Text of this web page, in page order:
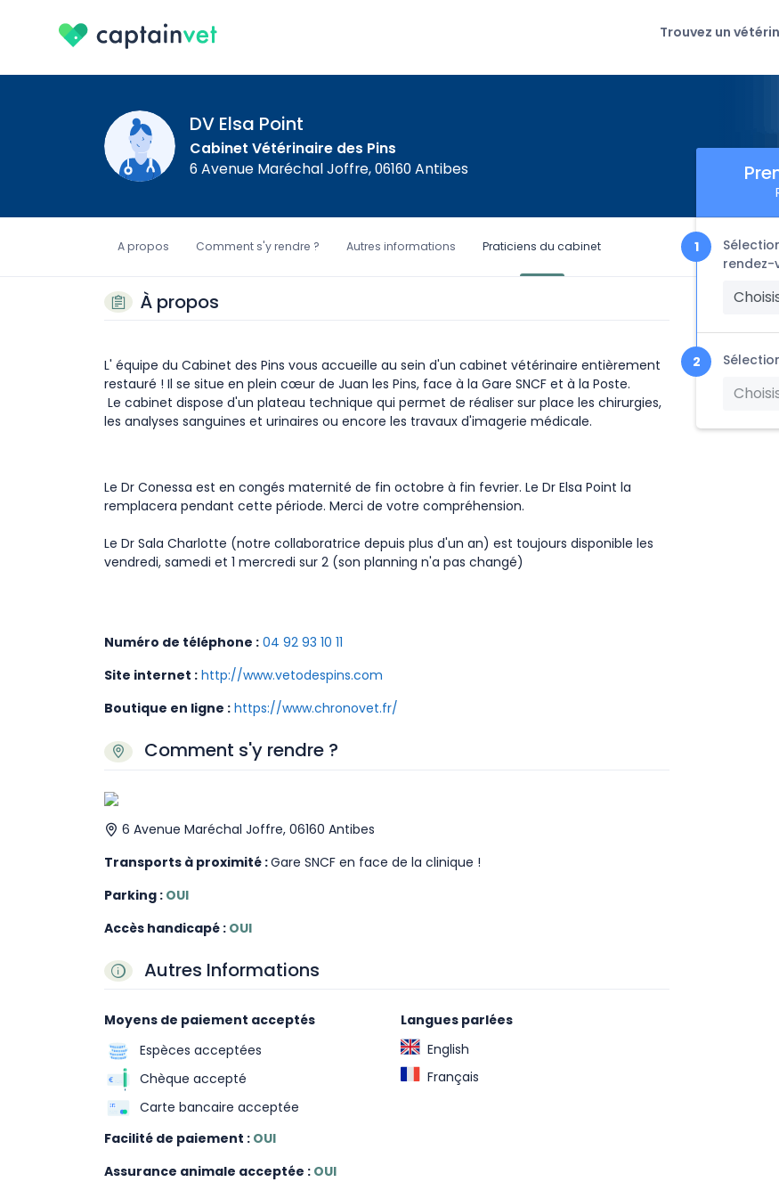
Trouvez un
DV Elsa Point
Cabinet Vétérinaire des Pins
6 Avenue Maréchal Joffre, 06160 Antibes
A propos Comment s'y rendre ? Autres informations Praticiens du cabinet
À propos
L' équipe du Cabinet des Pins vous accueille au sein d'un cabinet vétérinaire entièrement
restauré ! Il se situe en plein cœur de Juan les Pins, face à la Gare SNCF et à la Poste.
​ Le cabinet dispose d'un plateau technique qui permet de réaliser sur place les chirurgies,
les analyses sanguines et urinaires ou encore les travaux d'imagerie médicale.
Le Dr Conessa est en congés maternité de fin octobre à fin fevrier. Le Dr Elsa Point la
remplacera pendant cette période. Merci de votre compréhension.
Le Dr Sala Charlotte (notre collaboratrice depuis plus d'un an) est toujours disponible les
vendredi, samedi et 1 mercredi sur 2 (son planning n'a pas changé)
Numéro de téléphone : 04 92 93 10 11
Site internet : http://www.vetodespins.com
Boutique en ligne : https://www.chronovet.fr/
Comment s'y rendre ?
6 Avenue Maréchal Joffre, 06160 Antibes
Transports à proximité :Gare SNCF en face de la clinique !
Parking : OUI
Accès handicapé : OUI
Autres Informations
Moyens de paiement acceptés
Espèces acceptées
Chèque accepté
Carte bancaire acceptée
Langues parlées
English
Français
Facilité de paiement : OUI
Assurance animale acceptée : OUI
rendez-